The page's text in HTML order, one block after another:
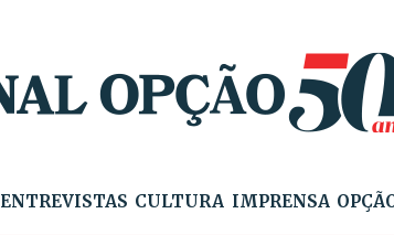
ENTREVISTAS CULTURA IMPRENSA